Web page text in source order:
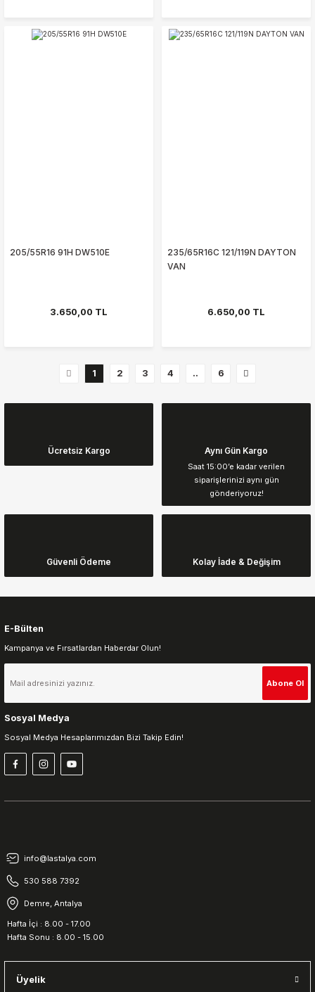
205/55R16 91H DW510E
3.650,00 TL
235/65R16C 121/119N DAYTON
VAN
6.650,00 TL
1 2 3 4 .. 6
Ücretsiz Kargo Aynı Gün Kargo
Saat 15:00’e kadar verilen
siparişlerinizi aynı gün
gönderiyoruz!
Güvenli Ödeme Kolay İade & Değişim
E-Bülten
Kampanya ve Fırsatlardan Haberdar Olun!
Abone Ol
Sosyal Medya
Sosyal Medya Hesaplarımızdan Bizi Takip Edin!
info@lastalya.com
530 588 7392
Demre, Antalya
Hafta İçi : 8.00 - 17.00
Hafta Sonu : 8.00 - 15.00
Üyelik